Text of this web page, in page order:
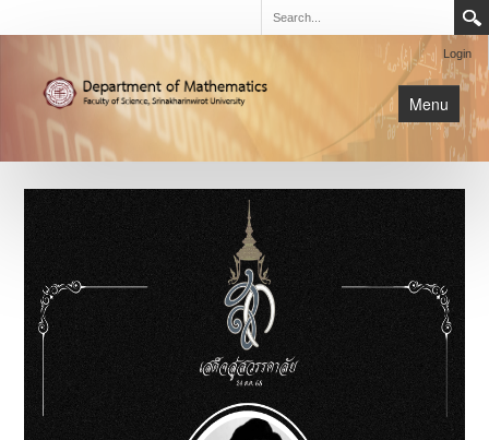
Login
Menu
หน้าหลัก
การเรียนการสอน